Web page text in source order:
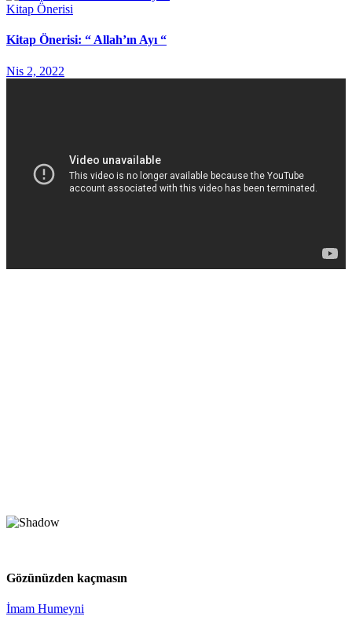
Kitap Önerisi
Kitap Önerisi: “ Allah’ın Ayı “
Nis 2, 2022
Gözünüzden kaçmasın
İmam Humeyni